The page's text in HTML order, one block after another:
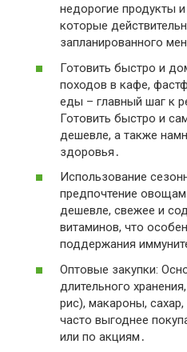
недорогие продукты
которые
запланированного
Готовить быстро и
походов в кафе,
еды – главный шаг к
Готовить быстро и
дешевле, а также
здоровья․
Использование
предпочтение
дешевле, свежее и
витаминов, что
поддержания
Оптовые закупки:
длительного
рис), макароны,
часто выгоднее
или по акциям․